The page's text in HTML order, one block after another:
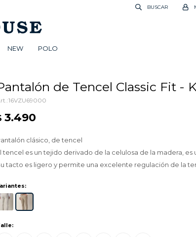
NEW POLO
de Tencel Classic Fit -
16VZU69000
3.490
clásico, de tencel
tencel es un tejido derivado de la celulosa de la madera, es
tacto es ligero y permite una excelente regulación de la